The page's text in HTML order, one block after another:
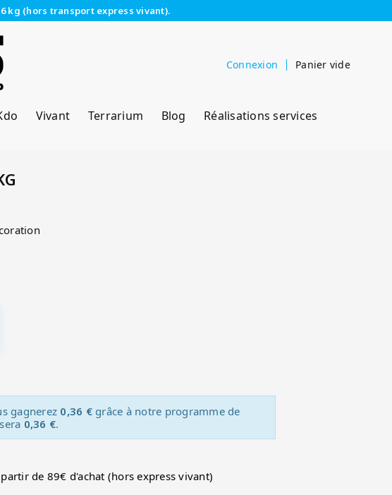
kg (hors transport express vivant).
Connexion Panier vide
Vivant Terrarium Blog Réalisations services
gagnerez 0,36 €grâce à notre programme de
0,36 €.
de 89€ d'achat (hors express vivant)